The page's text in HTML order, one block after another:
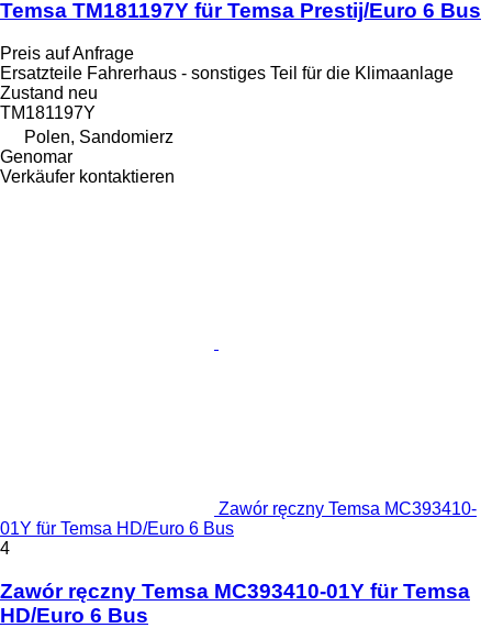
Temsa TM181197Y für Temsa Prestij/Euro 6 Bus
Preis auf Anfrage
Ersatzteile Fahrerhaus - sonstiges Teil für die Klimaanlage
Zustand neu
TM181197Y
Polen, Sandomierz
Genomar
Verkäufer kontaktieren
Zawór ręczny Temsa MC393410-
01Y für Temsa HD/Euro 6 Bus
4
Zawór ręczny Temsa MC393410-01Y für Temsa
HD/Euro 6 Bus